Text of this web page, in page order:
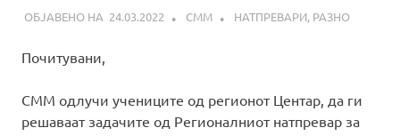
24.03.2022 СММ НАТПРЕВАРИ, РАЗНО
Почитувани,
СММ одлучи учениците од регионот Центар, да ги
решаваат задачите од Регионалниот натпревар за